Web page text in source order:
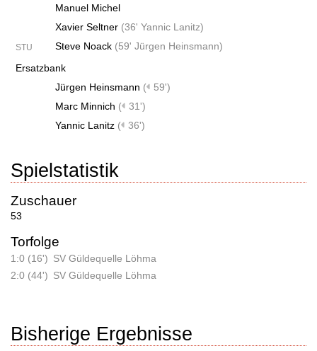
Manuel Michel
Xavier Seltner (36' Yannic Lanitz)
STU Steve Noack (59' Jürgen Heinsmann)
Ersatzbank
Jürgen Heinsmann (
59')
Marc Minnich (
31')
Yannic Lanitz ( 36')
Spielstatistik
Zuschauer
53
Torfolge
1:0 (16') SV Güldequelle Löhma
2:0 (44') SV Güldequelle Löhma
Bisherige Ergebnisse